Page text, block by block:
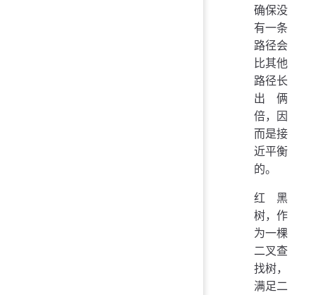
确保没
有一条
路径会
比其他
路径长
出俩
倍，因
而是接
近平衡
的。
红黑
树，作
为一棵
二叉查
找树，
满足二